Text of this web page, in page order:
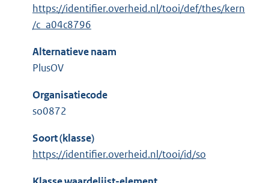
https://identifier.overheid.nl/tooi/def/thes/kern
/c_a04c8796
Alternatieve naam
PlusOV
Organisatiecode
so0872
Soort (klasse)
https://identifier.overheid.nl/tooi/id/so